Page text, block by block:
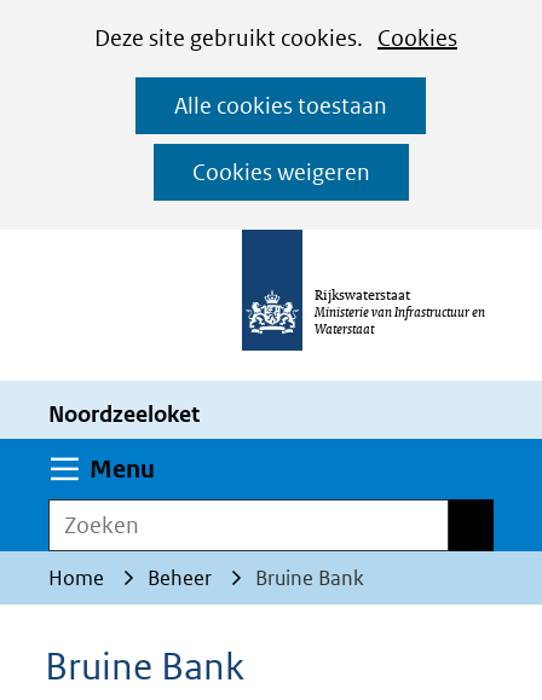
CookiesDeze site gebruikt cookies. Cookies
worden
toegestaan
geweigerd.
Alle cookies toestaan
Cookies weigeren
Ga
naar
de
inhoud
Rijkswaterstaat
Ministerie van Infrastructuur en
Waterstaat
Noordzeeloket
Menu
Zoeken
Home Beheer Bruine Bank
Bruine Bank